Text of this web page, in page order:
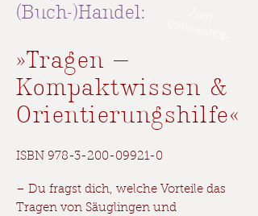
(Buch-)Handel:
»Tragen —
Kompaktwissen &
Orientierungshilfe«
ISBN 978-3-200-09921-0
– Du fragst dich, welche Vorteile das
Tragen von Säuglingen und